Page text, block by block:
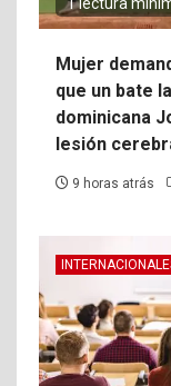
1 lectura
Mujer
que un bate
dominicana
lesión
9 horas atrás